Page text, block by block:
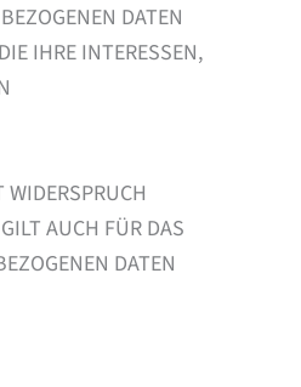
DATEN
IHRE INTERESSEN,
AUCH FÜR DAS
DATEN